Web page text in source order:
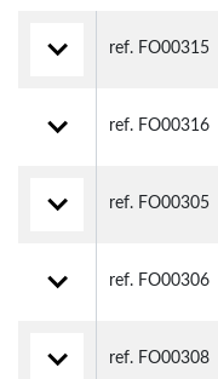
ref. FO00315
ref. FO00316
ref. FO00305
ref. FO00306
ref. FO00308